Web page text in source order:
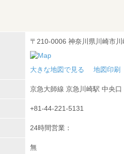
〒210-0006 神奈川県川崎市
大きな地図で見る 地図印刷
京急大師線 京急川崎駅 中央口
+81-44-221-5131
24時間営業：
無